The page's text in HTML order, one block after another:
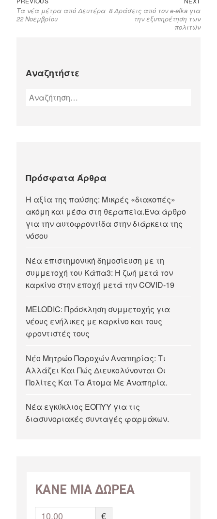
Τα νέα μέτρα από Δευτέρα
22 Νοεμβρίου
8 Δράσεις από τον e-efka για
την εξυπηρέτηση των
πολιτών
Αναζητήστε
Πρόσφατα Άρθρα
Η αξία της παύσης: Μικρές «διακοπές»
ακόμη και μέσα στη θεραπεία.Ένα άρθρο
για την αυτοφροντίδα στην διάρκεια της
νόσου
Νέα επιστημονική δημοσίευση με τη
συμμετοχή του Κάπα3: Η ζωή μετά τον
καρκίνο στην εποχή μετά την COVID-19
MELODIC: Πρόσκληση συμμετοχής για
νέους ενήλικες με καρκίνο και τους
φροντιστές τους
Νέο Μητρώο Παροχών Αναπηρίας: Τι
Αλλάζει Και Πώς Διευκολύνονται Οι
Πολίτες Και Τα Άτομα Με Αναπηρία.
Νέα εγκύκλιος ΕΟΠΥΥ για τις
διασυνοριακές συνταγές φαρμάκων.
ΚΑΝΕ ΜΙΑ ΔΩΡΕΑ
10,00 €